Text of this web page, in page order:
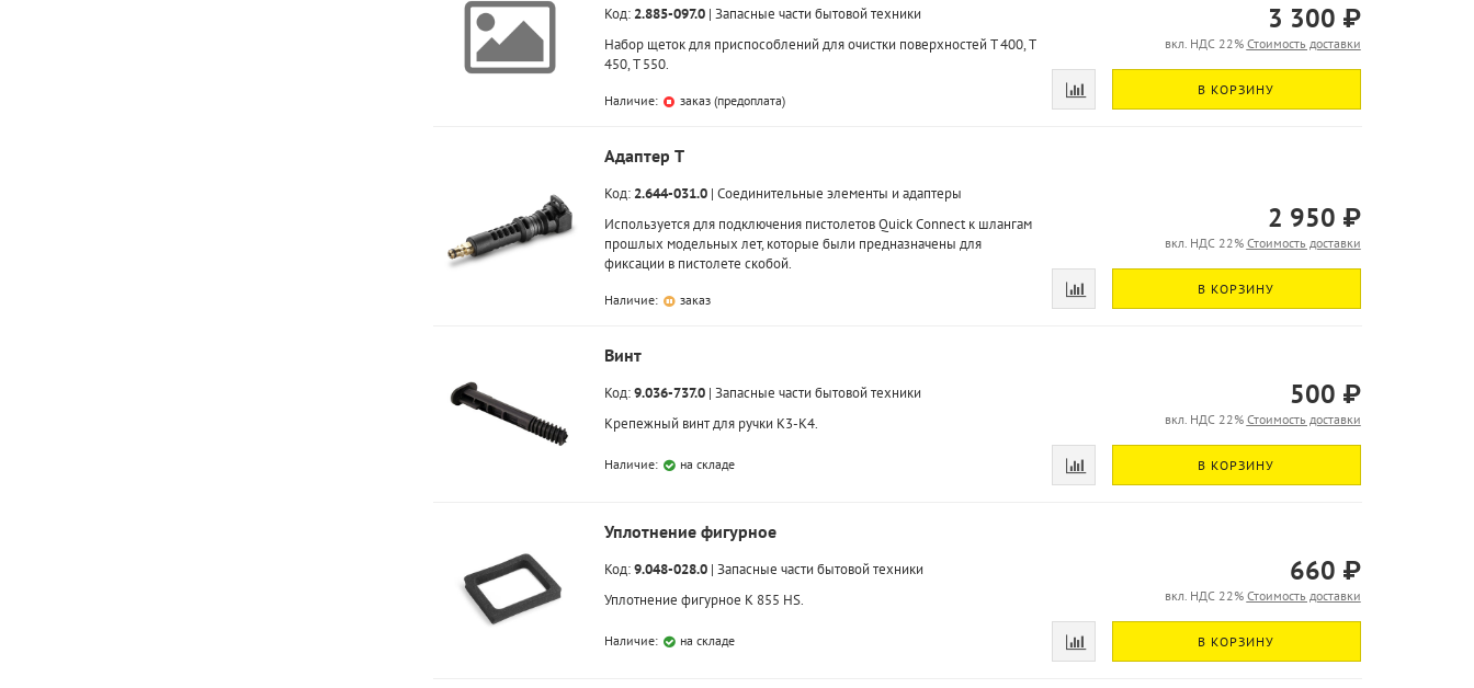
Код: 2.885-097.0| Запасные части бытовой техники
Набор щеток для приспособлений для очистки поверхностей T 400, T
450, T 550.
Наличие: заказ (предоплата)
3 300 ₽
вкл. НДС 22% Стоимость доставки
В КОРЗИНУ
Адаптер T
Код: 2.644-031.0| Соединительные элементы и адаптеры
Используется для подключения пистолетов Quick Connect к шлангам
прошлых модельных лет, которые были предназначены для
фиксации в пистолете скобой.
Наличие: заказ
2 950 ₽
вкл. НДС 22% Стоимость доставки
В КОРЗИНУ
Винт
Код:9.036-737.0| Запасные части бытовой техники
Крепежный винт для ручки K3-K4.
Наличие: на складе
500 ₽
вкл. НДС 22% Стоимость доставки
В КОРЗИНУ
Уплотнение фигурное
Код:9.048-028.0| Запасные части бытовой техники
Уплотнение фигурное K 855 HS.
Наличие: на складе
660 ₽
вкл. НДС 22% Стоимость доставки
В КОРЗИНУ